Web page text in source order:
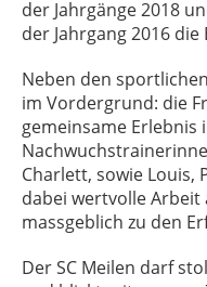
der Jahrgänge 2018
der Jahrgang 2016
Neben den
im Vordergrund: die
gemeinsame Erlebnis
Charlett, sowie Louis,
dabei wertvolle
massgeblich zu den
Der SC Meilen darf